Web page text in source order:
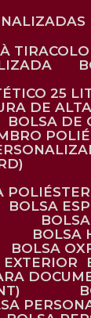
À TIRACOLO
25
DE
BOLSA
POLIÉSTER
BOLSA
BOLSA
EXTERIOR